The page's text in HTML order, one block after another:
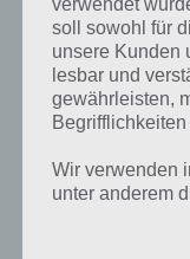
Tower
verwendet
soll sowohl für
unsere Kunden
lesbar und
gewährleisten,
Wir verwenden
unter anderem